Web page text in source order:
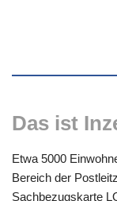
Das ist
Etwa 5000
Bereich der
Sachbezugskarte